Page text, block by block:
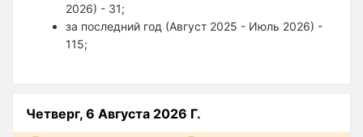
2026) - 31;
за последний год (Август 2025 - Июль 2026) -
115;
Четверг, 6 Августа 2026 Г.